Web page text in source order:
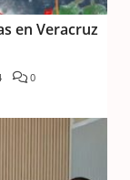
en Veracruz
0